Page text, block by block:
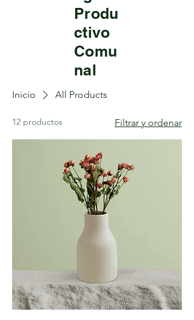
Produ
ctivo
Comu
nal
Inicio All Products
12 productos Filtrar y ordenar